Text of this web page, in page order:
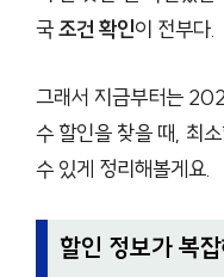
국조건 확인이 전부다.
그래서 지금부터는
수 할인을 찾을 때, 최
수 있게 정리해볼게요.
할인 정보가 복